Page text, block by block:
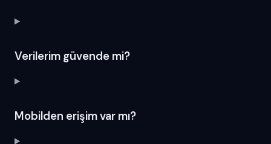
Verilerim güvende mi?
Mobilden erişim var mı?